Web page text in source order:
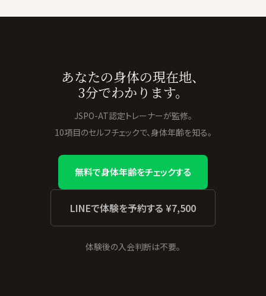
あなたの身体の現在地、
3分でわかります。
JSPO-AT認定トレーナーが監修。
10項目のセルフチェックで、身体年齢を知る。
無料で身体年齢をチェックする
LINEで体験を予約する ¥7,500
体験後の入会判断は不要。